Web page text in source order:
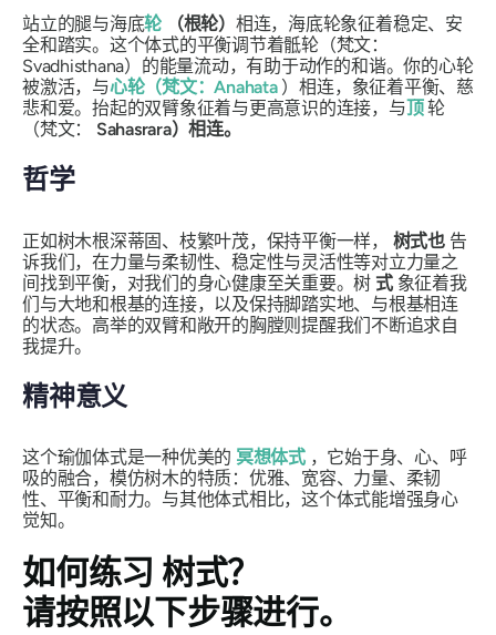
站立的腿与海底轮 （根轮） 相连，海底轮象征着稳定、安
全和踏实。这个体式的平衡调节着骶轮（梵文：
Svadhisthana）的能量流动，有助于动作的和谐。你的心轮
被激活，与心轮（梵文：Anahata）相连，象征着平衡、慈
悲和爱。抬起的双臂象征着与更高意识的连接，与顶轮
（梵文： Sahasrara）相连。
哲学
正如树木根深蒂固、枝繁叶茂，保持平衡一样， 树式也 告
诉我们，在力量与柔韧性、稳定性与灵活性等对立力量之
间找到平衡，对我们的身心健康至关重要。树 式 象征着我
们与大地和根基的连接，以及保持脚踏实地、与根基相连
的状态。高举的双臂和敞开的胸膛则提醒我们不断追求自
我提升。
精神意义
这个瑜伽体式是一种优美的 冥想体式，它始于身、心、呼
吸的融合，模仿树木的特质：优雅、宽容、力量、柔韧
性、平衡和耐力。与其他体式相比，这个体式能增强身心
觉知。
如何练习 树式？
请按照以下步骤进行。